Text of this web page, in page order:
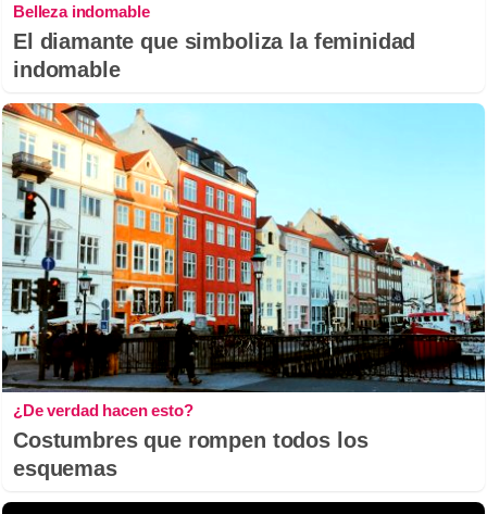
Belleza indomable
El diamante que simboliza la feminidad
indomable
¿De verdad hacen esto?
Costumbres que rompen todos los
esquemas